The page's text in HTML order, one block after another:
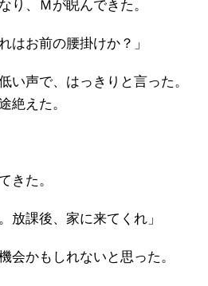
り、Ｍが睨んできた。
はお前の腰掛けか？」
い声で、はっきりと言った。
絶えた。
きた。
放課後、家に来てくれ」
会かもしれないと思った。